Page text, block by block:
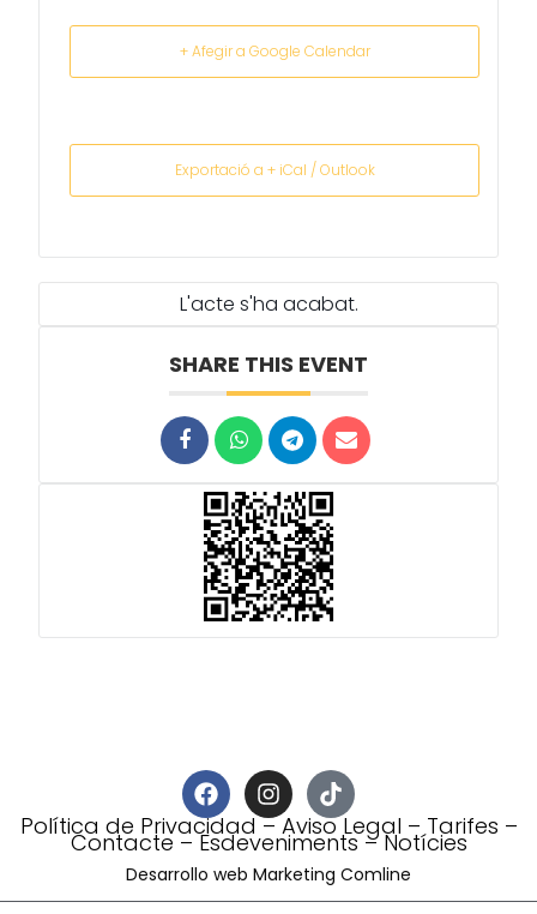
L'acte s'ha acabat.
SHARE THIS EVENT
+ Afegir a Google Calendar
Exportació a + iCal / Outlook
Política de Privacidad–Aviso Legal –Tarifes –
Contacte –Esdeveniments– Notícies
Desarrollo web Marketing Comline